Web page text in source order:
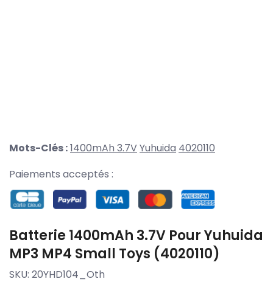
Mots-Clés :1400mAh 3.7VYuhuida 4020110
Paiements acceptés :
Batterie 1400mAh 3.7V Pour Yuhuida
MP3 MP4 Small Toys (4020110)
SKU: 20YHD104_Oth